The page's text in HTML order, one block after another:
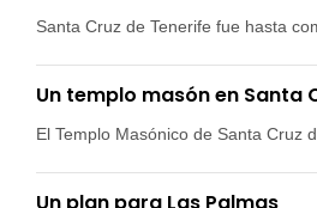
Santa Cruz de Tenerife fue hasta
Un templo masón en Santa
El Templo Masónico de Santa Cruz